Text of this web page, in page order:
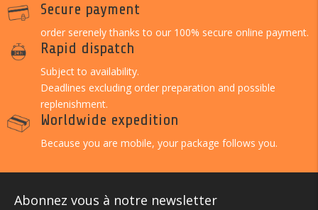
Secure payment
order serenely thanks to our 100% secure online payment.
Rapid dispatch
Subject to availability.
Deadlines excluding order preparation and possible
replenishment.
Worldwide expedition
Because you are mobile, your package follows you.
Abonnez vous à notre newsletter